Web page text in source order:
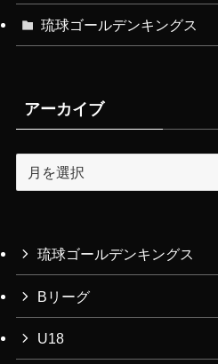
琉球ゴールデンキングス
アーカイブ
ー
ブ
琉球ゴールデンキングス
Bリーグ
U18